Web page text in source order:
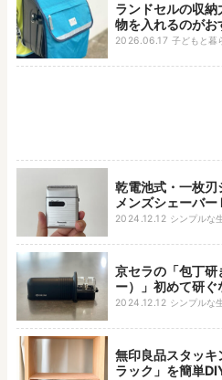
ランドセルの収
物を入れるのがお
2026.06.17 子どもと暮
乾電池式・一枚
メンズシェーバ
2024.12.12 シンプルな
京セラの「包丁
ー）」初めて研
2024.12.12 シンプルな
無印良品スタッ
ラック」を簡単